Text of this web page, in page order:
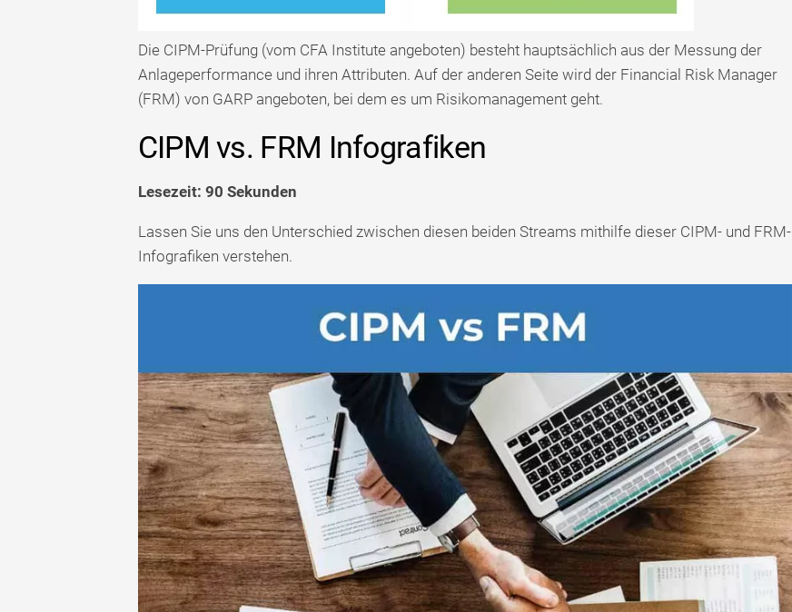
Die CIPM-Prüfung (vom CFA Institute angeboten) besteht hauptsächlich aus der Messung der
Anlageperformance und ihren Attributen. Auf der anderen Seite wird der Financial Risk Manager
(FRM) von GARP angeboten, bei dem es um Risikomanagement geht.
CIPM vs. FRM Infografiken
Lesezeit: 90 Sekunden
Lassen Sie uns den Unterschied zwischen diesen beiden Streams mithilfe dieser CIPM- und FRM-
Infografiken verstehen.